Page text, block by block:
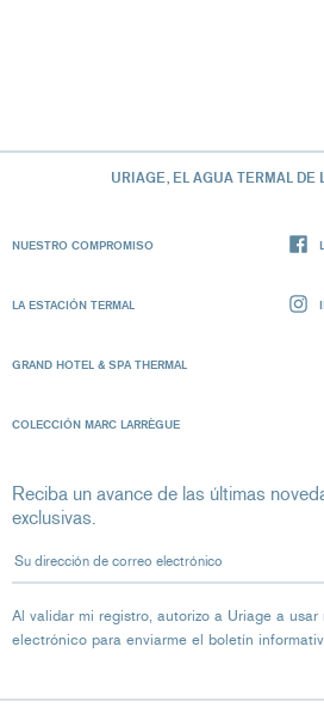
URIAGE, EL AGUA TERMAL DE
NUESTRO COMPROMISO
LA ESTACIÓN TERMAL
GRAND HOTEL & SPA THERMAL
COLECCIÓN MARC LARRÈGUE
Reciba un avance de las últimas
exclusivas.
Su dirección de correo electrónico
Al validar mi registro, autorizo ​​a Uriage a
electrónico para enviarme el boletín